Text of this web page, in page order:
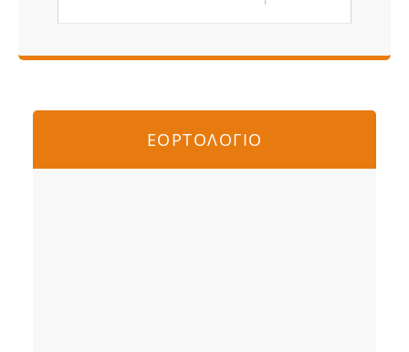
ΕΟΡΤΟΛΟΓΙΟ